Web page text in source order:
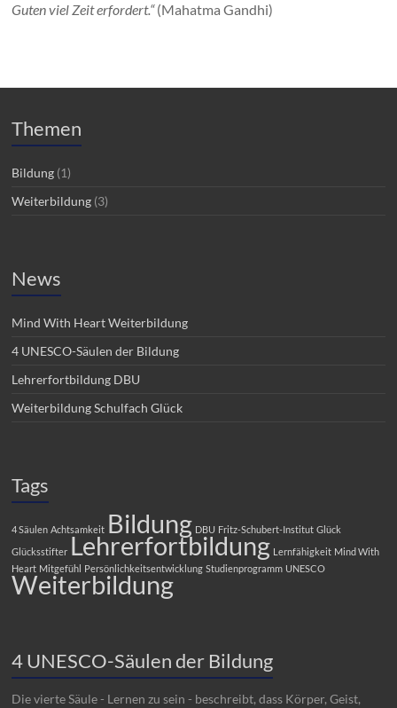
Guten viel Zeit erfordert.“(Mahatma Gandhi)
Themen
Bildung (1)
Weiterbildung (3)
News
Mind With Heart Weiterbildung
4 UNESCO-Säulen der Bildung
Lehrerfortbildung DBU
Weiterbildung Schulfach Glück
Tags
4 Säulen Achtsamkeit Bildung DBU Fritz-Schubert-Institut Glück
Glücksstifter Lehrerfortbildung Lernfähigkeit Mind With
Heart Mitgefühl Persönlichkeitsentwicklung Studienprogramm UNESCO
Weiterbildung
4 UNESCO-Säulen der Bildung
Die vierte Säule - Lernen zu sein - beschreibt, dass Körper, Geist,